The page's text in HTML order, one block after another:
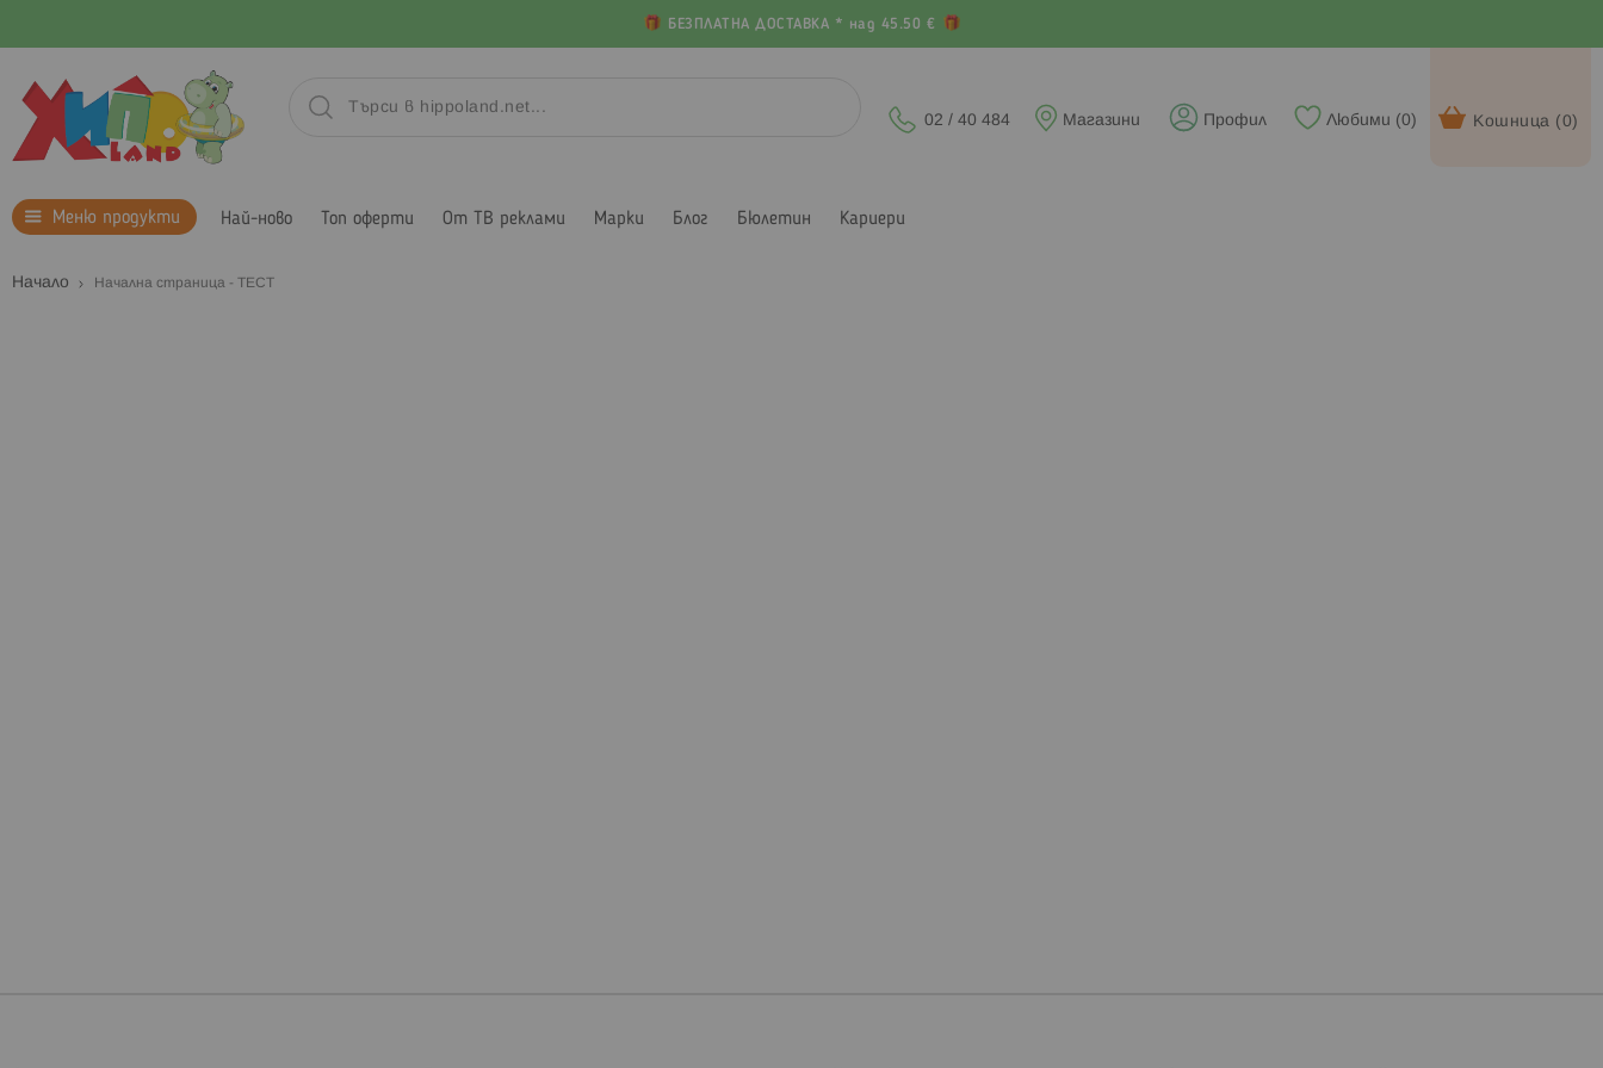
БЕЗПЛАТНА ДОСТАВКА * над 45.50 €
Кошница (0)
Любими (0)
Профил
Магазини
02 / 40 484
Меню продукти Най-ново Топ оферти От ТВ реклами Марки Блог Бюлетин Кариери
Начало Начална страница - ТЕСТ